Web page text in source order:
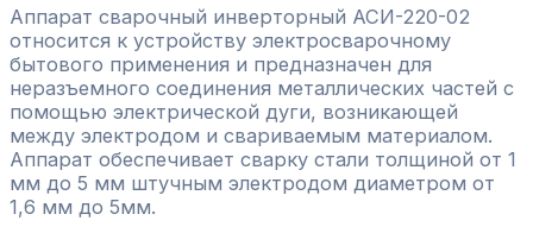
Аппарат сварочный инверторный АСИ-220-02
относится к устройству электросварочному
бытового применения и предназначен для
неразъемного соединения металлических частей с
помощью электрической дуги, возникающей
между электродом и свариваемым материалом.
Аппарат обеспечивает сварку стали толщиной от 1
мм до 5 мм штучным электродом диаметром от
1,6 мм до 5мм.